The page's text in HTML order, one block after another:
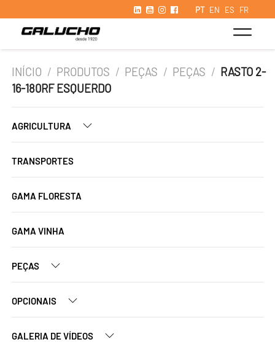
PT EN ES FR
INÍCIO / PRODUTOS / PEÇAS / PEÇAS / RASTO 2-
16-180RF ESQUERDO
AGRICULTURA
TRANSPORTES
GAMA FLORESTA
GAMA VINHA
PEÇAS
OPCIONAIS
GALERIA DE VÍDEOS